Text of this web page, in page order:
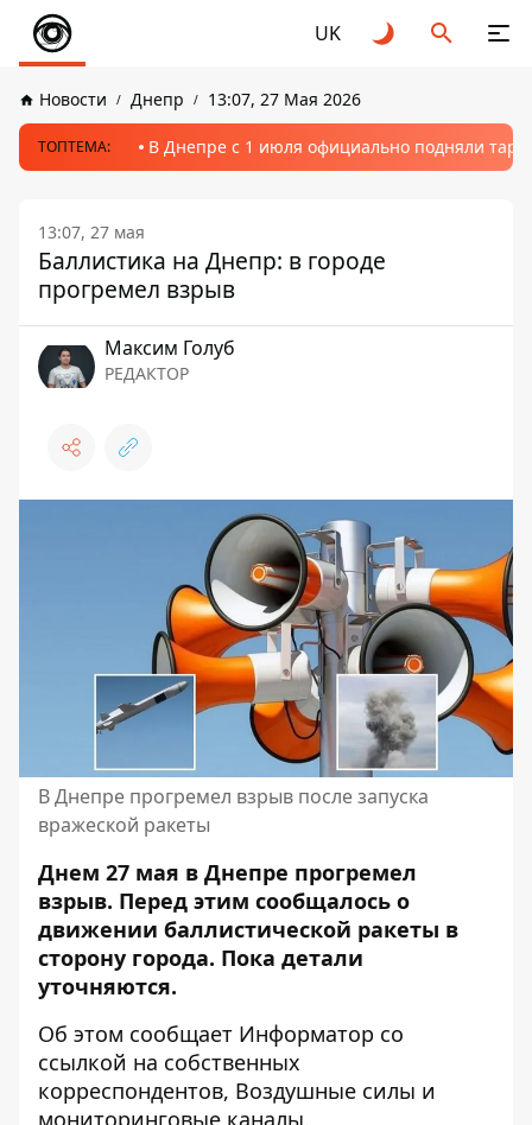
UK
Новости Днепр 13:07, 27 Мая 2026
ТОПТЕМА: В Днепре с 1 июля официально подняли
13:07, 27 мая
Баллистика на Днепр: в городе
прогремел взрыв
Максим Голуб
РЕДАКТОР
В Днепре прогремел взрыв после запуска
вражеской ракеты
Днем 27 мая в Днепре прогремел
взрыв. Перед этим сообщалось о
движении баллистической ракеты в
сторону города. Пока детали
уточняются.
Об этом сообщает Информатор со
ссылкой на собственных
корреспондентов, Воздушные силы и
мониторинговые каналы.